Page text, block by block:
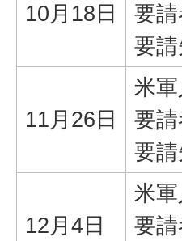
10月18日
要
要
11月26日
米
要
要
12月4日
米
要